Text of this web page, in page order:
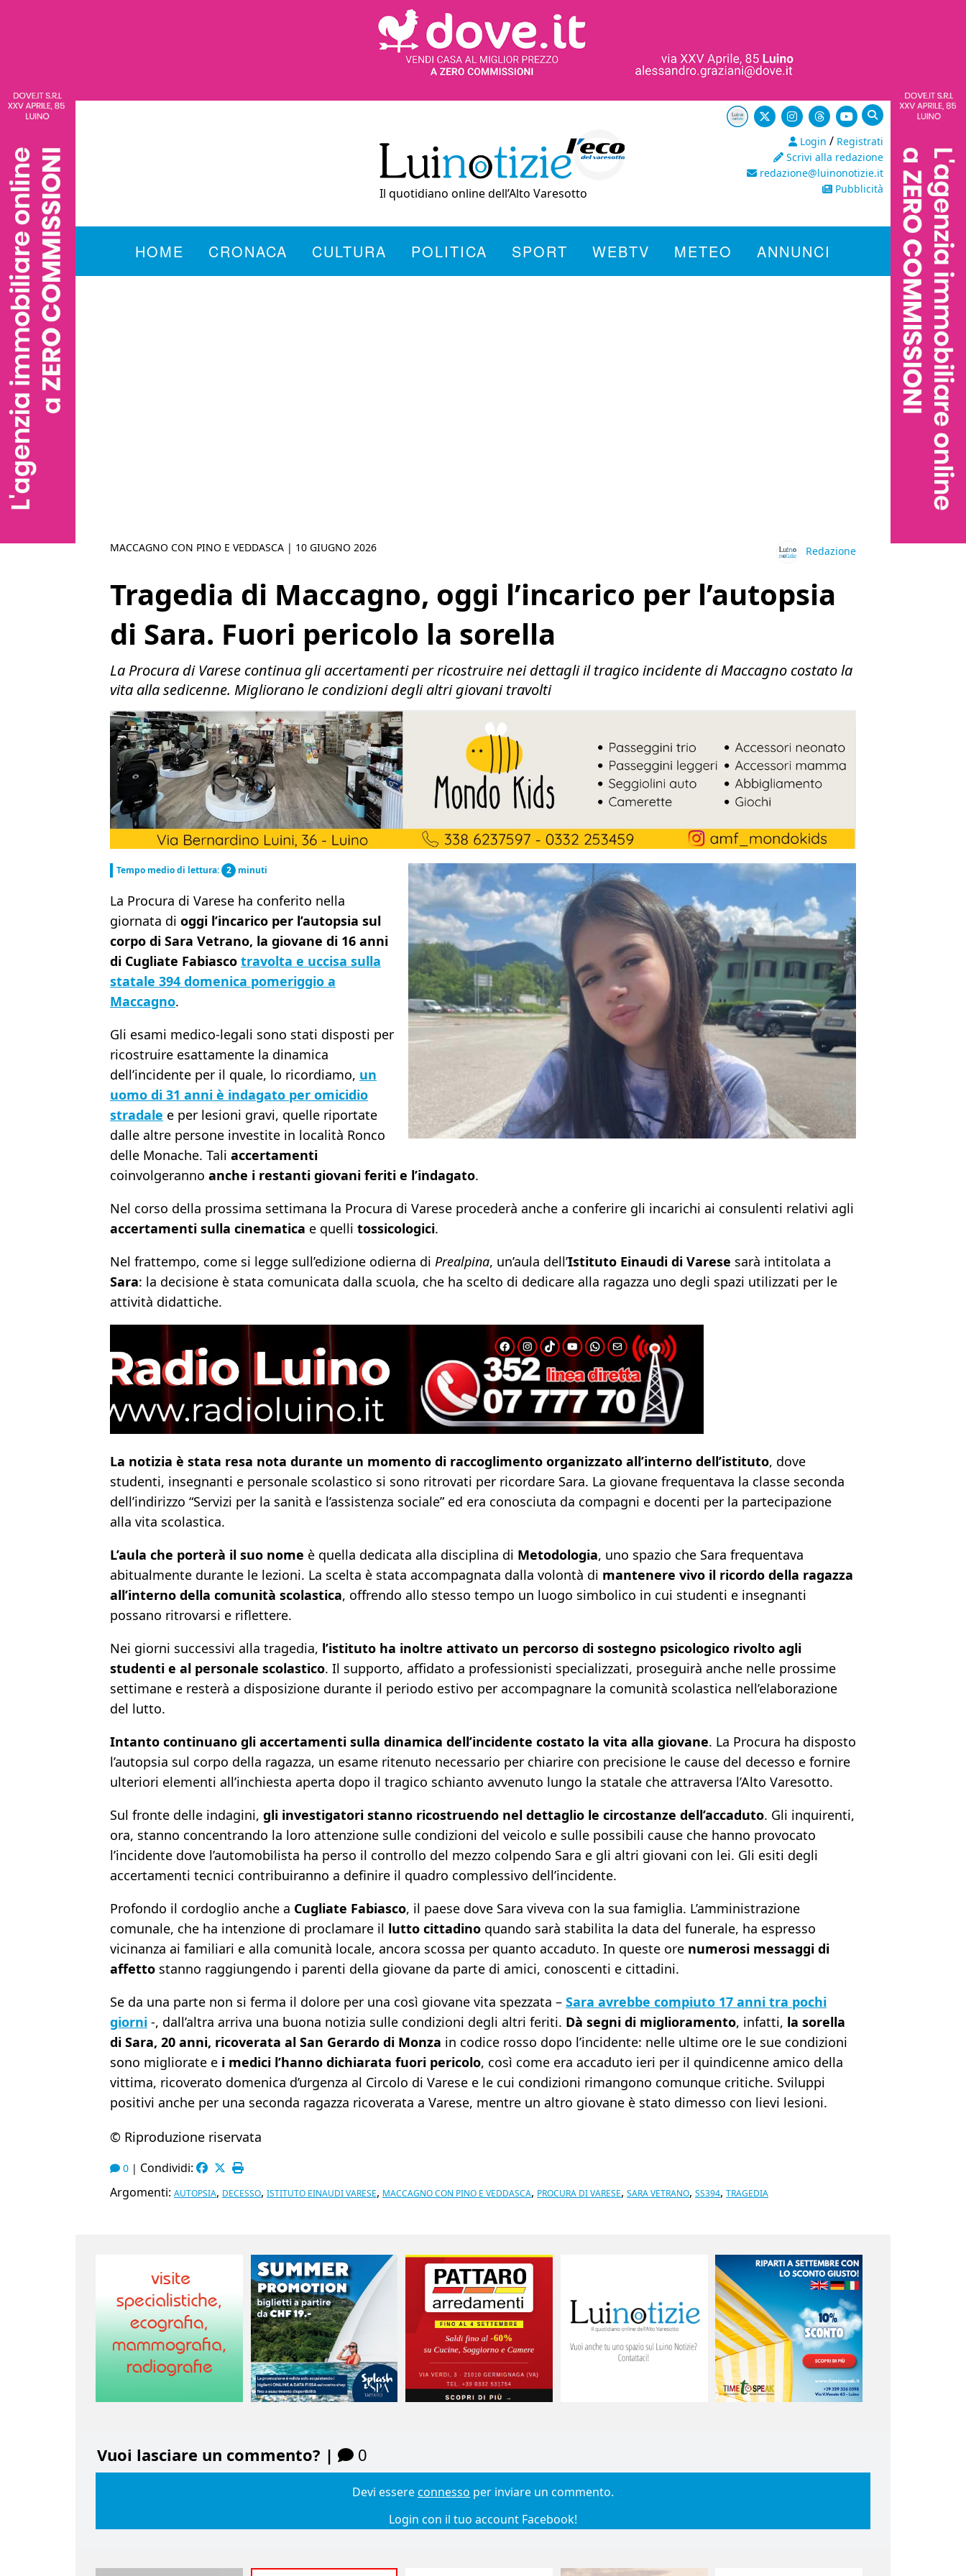
Il quotidiano online dell’Alto Varesotto
Login / Registrati
Scrivi alla redazione
redazione@luinonotizie.it
Pubblicità
HOME CRONACA CULTURA POLITICA SPORT WEBTV METEO ANNUNCI
MACCAGNO CON PINO E VEDDASCA | 10 GIUGNO 2026 Redazione
Tragedia di Maccagno, oggi l’incarico per l’autopsia
di Sara. Fuori pericolo la sorella
La Procura di Varese continua gli accertamenti per ricostruire nei dettagli il tragico incidente di Maccagno costato la
vita alla sedicenne. Migliorano le condizioni degli altri giovani travolti
Tempo medio di lettura: 2 minuti
La Procura di Varese ha conferito nella
giornata di oggi l’incarico per l’autopsia sul
corpo di Sara Vetrano, la giovane di 16 anni
di Cugliate Fabiasco travolta e uccisa sulla
statale 394 domenica pomeriggio a
Maccagno.
Gli esami medico-legali sono stati disposti per
ricostruire esattamente la dinamica
dell’incidente per il quale, lo ricordiamo, un
uomo di 31 anni è indagato per omicidio
stradale e per lesioni gravi, quelle riportate
dalle altre persone investite in località Ronco
delle Monache. Tali accertamenti
coinvolgeranno anche i restanti giovani feriti e l’indagato.
Nel corso della prossima settimana la Procura di Varese procederà anche a conferire gli incarichi ai consulenti relativi agli
accertamenti sulla cinematica e quelli tossicologici.
Nel frattempo, come si legge sull’edizione odierna di Prealpina, un’aula dell’Istituto Einaudi di Varese sarà intitolata a
Sara: la decisione è stata comunicata dalla scuola, che ha scelto di dedicare alla ragazza uno degli spazi utilizzati per le
attività didattiche.
La notizia è stata resa nota durante un momento di raccoglimento organizzato all’interno dell’istituto, dove
studenti, insegnanti e personale scolastico si sono ritrovati per ricordare Sara. La giovane frequentava la classe seconda
dell’indirizzo “Servizi per la sanità e l’assistenza sociale” ed era conosciuta da compagni e docenti per la partecipazione
alla vita scolastica.
L’aula che porterà il suo nome è quella dedicata alla disciplina di Metodologia, uno spazio che Sara frequentava
abitualmente durante le lezioni. La scelta è stata accompagnata dalla volontà di mantenere vivo il ricordo della ragazza
all’interno della comunità scolastica, offrendo allo stesso tempo un luogo simbolico in cui studenti e insegnanti
possano ritrovarsi e riflettere.
Nei giorni successivi alla tragedia, l’istituto ha inoltre attivato un percorso di sostegno psicologico rivolto agli
studenti e al personale scolastico. Il supporto, affidato a professionisti specializzati, proseguirà anche nelle prossime
settimane e resterà a disposizione durante il periodo estivo per accompagnare la comunità scolastica nell’elaborazione
del lutto.
Intanto continuano gli accertamenti sulla dinamica dell’incidente costato la vita alla giovane. La Procura ha disposto
l’autopsia sul corpo della ragazza, un esame ritenuto necessario per chiarire con precisione le cause del decesso e fornire
ulteriori elementi all’inchiesta aperta dopo il tragico schianto avvenuto lungo la statale che attraversa l’Alto Varesotto.
Sul fronte delle indagini, gli investigatori stanno ricostruendo nel dettaglio le circostanze dell’accaduto. Gli inquirenti,
ora, stanno concentrando la loro attenzione sulle condizioni del veicolo e sulle possibili cause che hanno provocato
l’incidente dove l’automobilista ha perso il controllo del mezzo colpendo Sara e gli altri giovani con lei. Gli esiti degli
accertamenti tecnici contribuiranno a definire il quadro complessivo dell’incidente.
Profondo il cordoglio anche a Cugliate Fabiasco, il paese dove Sara viveva con la sua famiglia. L’amministrazione
comunale, che ha intenzione di proclamare il lutto cittadino quando sarà stabilita la data del funerale, ha espresso
vicinanza ai familiari e alla comunità locale, ancora scossa per quanto accaduto. In queste ore numerosi messaggi di
affetto stanno raggiungendo i parenti della giovane da parte di amici, conoscenti e cittadini.
Se da una parte non si ferma il dolore per una così giovane vita spezzata – Sara avrebbe compiuto 17 anni tra pochi
giorni -, dall’altra arriva una buona notizia sulle condizioni degli altri feriti. Dà segni di miglioramento, infatti, la sorella
di Sara, 20 anni, ricoverata al San Gerardo di Monza in codice rosso dopo l’incidente: nelle ultime ore le sue condizioni
sono migliorate e i medici l’hanno dichiarata fuori pericolo, così come era accaduto ieri per il quindicenne amico della
vittima, ricoverato domenica d’urgenza al Circolo di Varese e le cui condizioni rimangono comunque critiche. Sviluppi
positivi anche per una seconda ragazza ricoverata a Varese, mentre un altro giovane è stato dimesso con lievi lesioni.
© Riproduzione riservata
0 | Condividi:
Argomenti: AUTOPSIA, DECESSO, ISTITUTO EINAUDI VARESE, MACCAGNO CON PINO E VEDDASCA, PROCURA DI VARESE, SARA VETRANO, SS394, TRAGEDIA
Vuoi lasciare un commento? | 0
Devi essereconnesso per inviare un commento.
Login con il tuo account Facebook!